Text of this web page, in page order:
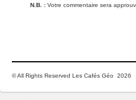
N.B. : Votre commentaire sera
© All Rights Reserved Les Cafés Géo 2026